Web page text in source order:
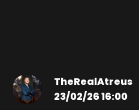
TheRealAtreus
23/02/26 16:00